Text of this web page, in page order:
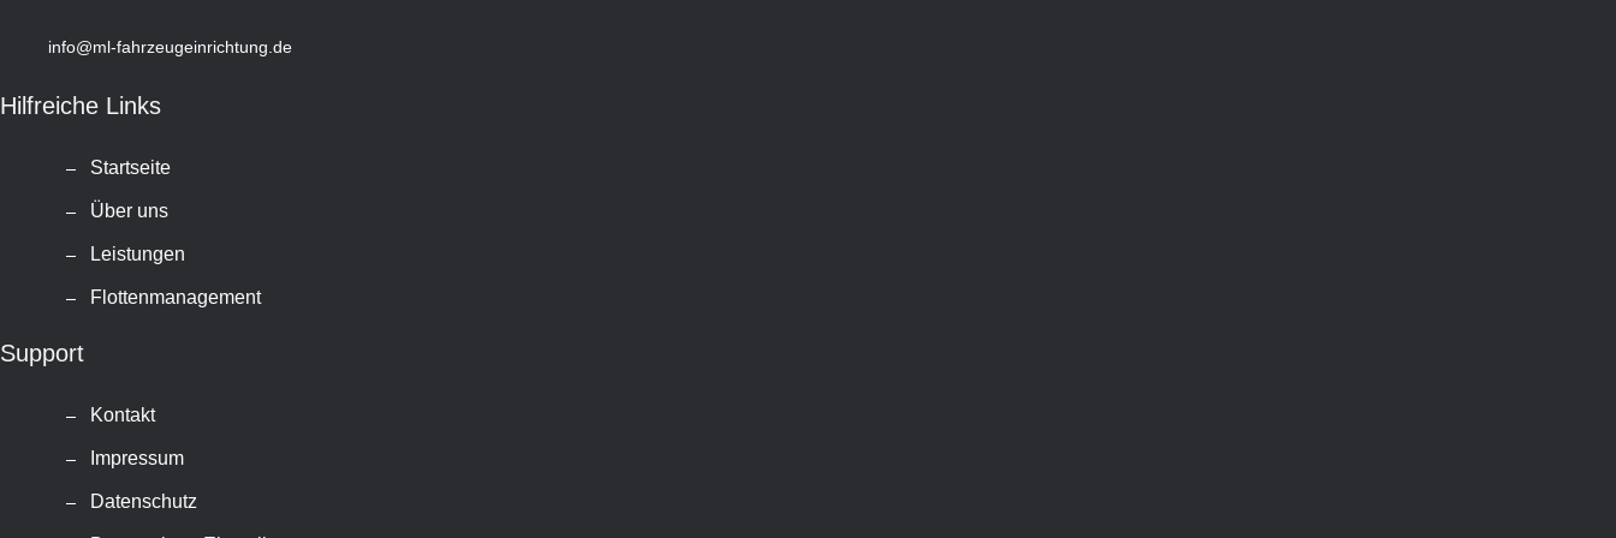
info@ml-fahrzeugeinrichtung.de
Hilfreiche Links
Startseite
Über uns
Leistungen
Flottenmanagement
Support
Kontakt
Impressum
Datenschutz